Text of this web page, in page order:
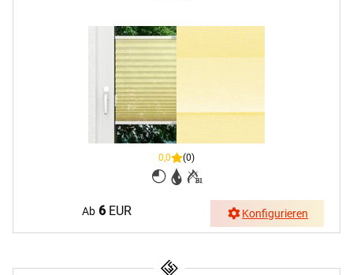
0,0 (0)
Ab 6EUR Konfigurieren